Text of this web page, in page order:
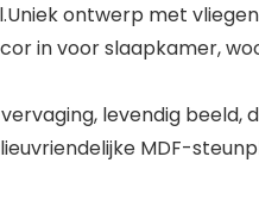
ontwerp met
in voor slaapkamer,
levendig beeld,
MDF-